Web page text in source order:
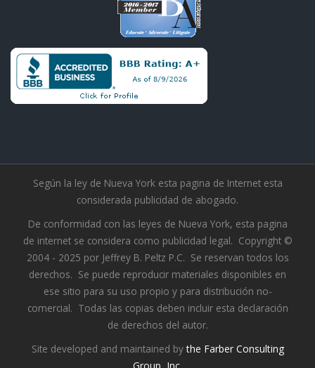
Según la ley de Nueva York esta pagina de Internet esta
considerada publicidad de abogado.
De conformidad con las leyes de Nueva York, esta pagina
de internet se considera como publicidad legal. Copyright ©
2004 - 2025 por Jeffrey B. Peltz P.C. Se reservan todos los
derechos. Se puede reproducir materiales disponibles en
ese sitio para su uso propio y para distribución no-
comercial. Todas las copias deben incluir esta declaración
de derechos del autor.
Site developed and maintained bythe Farber Consulting